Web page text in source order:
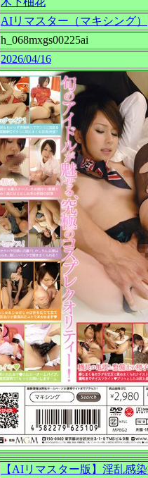
AIリマスター（マキシング）
h_068mxgs00225ai
2026/04/16
【AIリマスター版】淫乱感